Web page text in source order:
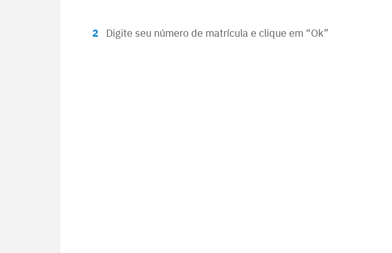
Digite seu número de matrícula e clique em “Ok”